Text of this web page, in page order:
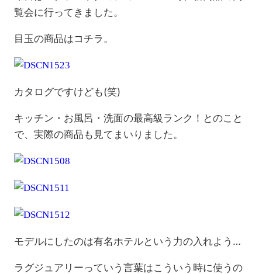
覧会に行ってきました。
目玉の商品はコチラ。
カタログですけども(笑)
キッチン・お風呂・洗面の最高級ランク！とのこと
で、実際の商品も見てまいりました。
モデルにしたのは有名ホテルという力の入れよう…
ラグジュアリーっていう言葉はこういう時に使うの